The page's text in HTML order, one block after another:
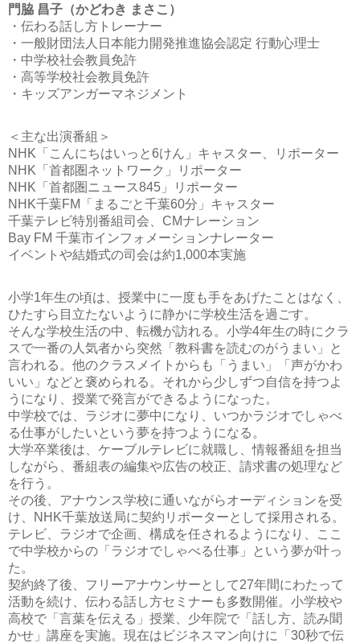
門脇 昌子（かどわき まさこ）
・伝わる話し方トレーナー
・一般財団法人日本能力開発推進協会認定 行動心理士
・中学校社会教員免許
・高等学校社会教員免許
・キッズアンガーマネジメント
＜主な出演番組＞
NHK「こんにちはいっと6けん」キャスター、リポーター
NHK「首都圏ネットワーク」リポーター
NHK「首都圏ニュース845」リポーター
NHK千葉FM「まるごと千葉60分」キャスター
千葉テレビ特別番組司会、CMナレーション
Bay FM 千葉市インフォメーションナレーター
イベントや結婚式の司会は約1,000本実施
小学1年生の頃は、授業中に一度も手をあげたことはなく、
ひたすら目立たないように静かに学校生活を過ごす。
そんな学校生活の中、転機が訪れる。小学4年生の時にクラ
スで一番の人気者から突然「教科書を読むのがうまい」と
言われる。他のクラスメイトからも「うまい」「声がかわ
いい」などと褒められる。それから少しずつ自信を持つよ
うになり、授業で発言ができるようになった。
中学校では、ラジオに夢中になり、いつかラジオでしゃべ
る仕事がしたいという夢を持つようになる。
大学卒業後は、ケーブルテレビに就職し、情報番組を担当
しながら、番組表の編集や広告の校正、請求書の処理など
を行う。
その後、アナウンス学校に通いながらオーディションを受
け、NHK千葉放送局に契約リポーターとして採用される。
テレビ、ラジオで企画、構成を任されるようになり、ここ
で中学校からの「ラジオでしゃべる仕事」という夢が叶っ
た。
契約終了後、フリーアナウンサーとして27年間にわたって
活動を続け、伝わる話し方セミナーも多数開催。小学校や
高校で「言葉を伝える」授業、少年院で「話し方、読み聞
かせ」講座を実施。現在はビジネスマン向けに「30秒で伝